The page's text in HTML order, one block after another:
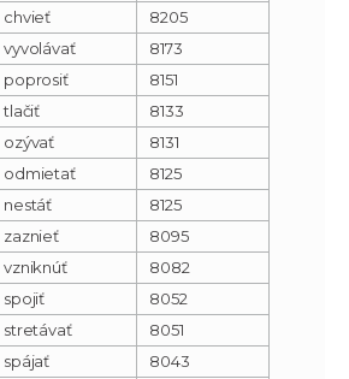
chvieť
8205
vyvolávať
8173
poprosiť
8151
tlačiť
8133
ozývať
8131
odmietať
8125
nestáť
8125
zaznieť
8095
vzniknúť
8082
spojiť
8052
stretávať
8051
spájať
8043